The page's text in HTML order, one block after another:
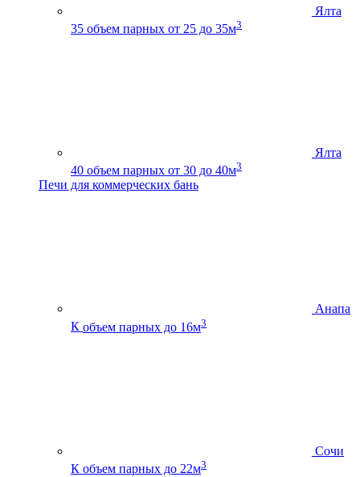
Ялта
35 объем парных от 25 до 35м3
Ялта
40 объем парных от 30 до 40м3
Печи для коммерческих бань
Анапа
К объем парных до 16м3
Сочи
К объем парных до 22м3